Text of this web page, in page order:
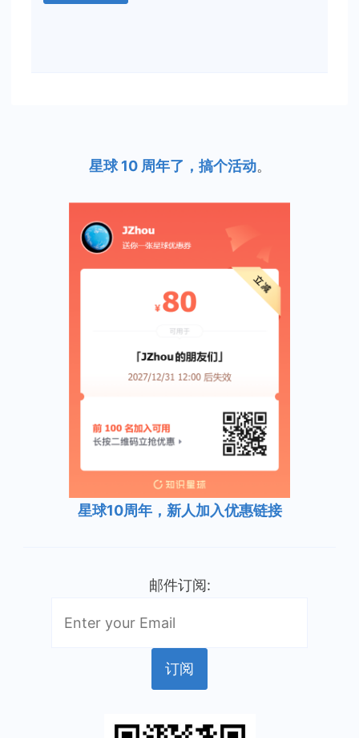
星球 10 周年了，搞个活动。
星球10周年，新人加入优惠链接
邮件订阅: